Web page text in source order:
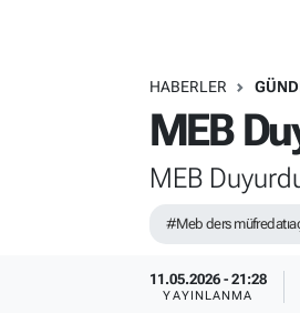
HABERLER
MEB
MEB
#Meb ders
11.05.2026 - 21:28
YAYINLANMA
HAYATIN İÇİNDEN
UZMAN ÖĞRETMENLİK
Süper Lig Puan Durumu ve
Tüm Manşetler
Haber Arşivi